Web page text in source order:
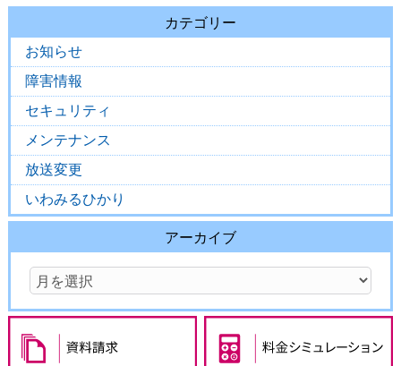
カテゴリー
お知らせ
障害情報
セキュリティ
メンテナンス
放送変更
いわみるひかり
アーカイブ